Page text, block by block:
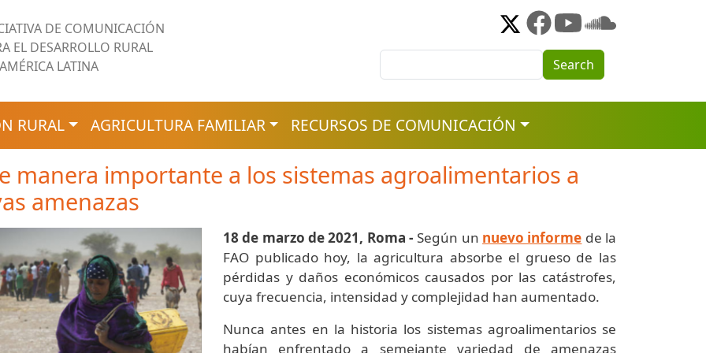
DE COMUNICACIÓN
EL DESARROLLO RURAL
LATINA
Search
RURAL AGRICULTURA FAMILIAR RECURSOS DE COMUNICACIÓN
manera importante a los sistemas agroalimentarios a
amenazas
18 de marzo de 2021, Roma - Según un nuevo informe de la
FAO publicado hoy, la agricultura absorbe el grueso de las
pérdidas y daños económicos causados por las catástrofes,
cuya frecuencia, intensidad y complejidad han aumentado.
Nunca antes en la historia los sistemas agroalimentarios se
habían enfrentado a semejante variedad de amenazas